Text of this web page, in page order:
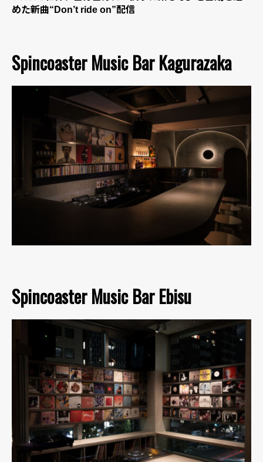
めた新曲“Don’t ride on”配信
Spincoaster Music Bar Kagurazaka
Spincoaster Music Bar Ebisu